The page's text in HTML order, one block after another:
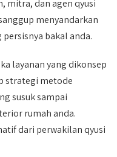
mitra, dan agen qyusi
menyandarkan
bakal anda.
layanan yang dikonsep
strategi metode
susuk sampai
rumah anda.
dari perwakilan qyusi